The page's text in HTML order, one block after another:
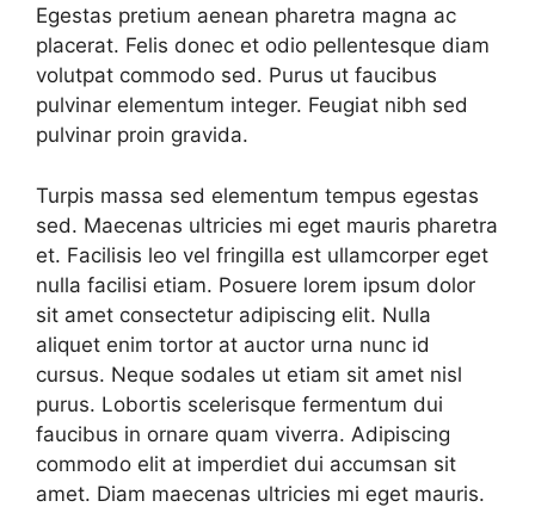
Egestas pretium aenean pharetra magna ac
placerat. Felis donec et odio pellentesque diam
volutpat commodo sed. Purus ut faucibus
pulvinar elementum integer. Feugiat nibh sed
pulvinar proin gravida.
Turpis massa sed elementum tempus egestas
sed. Maecenas ultricies mi eget mauris pharetra
et. Facilisis leo vel fringilla est ullamcorper eget
nulla facilisi etiam. Posuere lorem ipsum dolor
sit amet consectetur adipiscing elit. Nulla
aliquet enim tortor at auctor urna nunc id
cursus. Neque sodales ut etiam sit amet nisl
purus. Lobortis scelerisque fermentum dui
faucibus in ornare quam viverra. Adipiscing
commodo elit at imperdiet dui accumsan sit
amet. Diam maecenas ultricies mi eget mauris.